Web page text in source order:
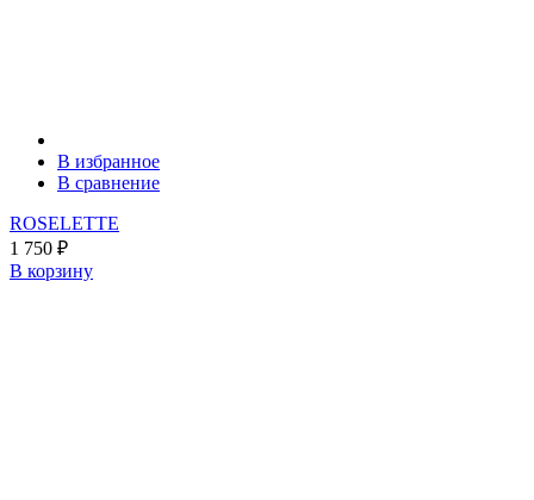
В избранное
В сравнение
ROSELETTE
1 750 ₽
В корзину